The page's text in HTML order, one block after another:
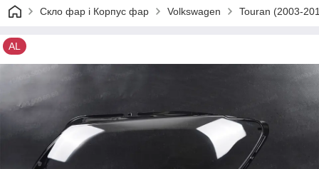
Скло фар і Корпус фар Volkswagen Touran (2003-
AL